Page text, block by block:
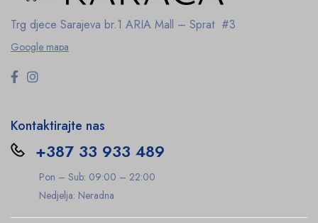
Trg djece Sarajeva br.1 ARIA Mall – Sprat #3
Google mapa
Kontaktirajte nas
+387 33 933 489
Pon – Sub: 09:00 – 22:00
Nedjelja: Neradna